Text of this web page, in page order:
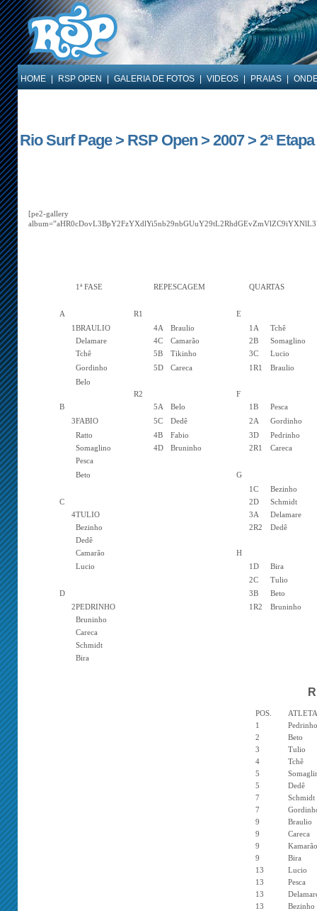
HOME RSP OPEN GALERIA DE FOTOS VIDEOS PRAIAS
Rio Surf Page > RSP Open > 2007 > 2ª
[pe2-gallery
1ª FASE REPESCAGEM QUARTAS
A R1
E
1 BRAULIO 4A Braulio 1A
Tchê
Delamare
4C Camarão 2B
Somaglino
Tchê
5B Tikinho 3C
Lucio
Gordinho
5D Careca 1R1
Braulio
Belo
R2
F
B
5A Belo 1B
Pesca
3FABIO 5C Dedê 2A
Gordinho
Ratto
4B Fabio 3D
Pedrinho
Somaglino
4D Bruninho 2R1
Careca
Pesca
Beto
G
1C
Bezinho
C
2D
Schmidt
4TULIO 3A
Delamare
Bezinho
2R2
Dedê
Dedê
Camarão
H
Lucio
1D
Bira
2C
Tulio
D
3B
Beto
2PEDRINHO 1R2
Bruninho
Bruninho
Careca
Schmidt
Bira
POS.
ATLETA
1
Pedrinho
2
Beto
3
Tulio
4
Tchê
5
5
Dedê
7
Schmidt
7
9
Braulio
9
Careca
9
Kamarão
9
Bira
13
Lucio
13
Pesca
13
13
Bezinho